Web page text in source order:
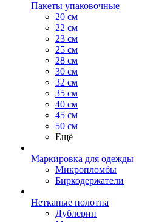
Пакеты упаковочные
20 см
22 см
23 см
25 см
28 см
30 см
32 см
35 см
40 см
45 см
50 см
Ещё
Маркировка для одежды
Микропломбы
Биркодержатели
Нетканые полотна
Дублерин